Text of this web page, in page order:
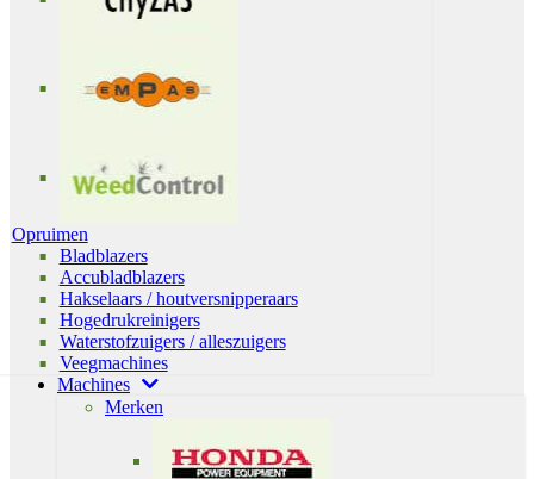
Opruimen
Bladblazers
Accubladblazers
Hakselaars / houtversnipperaars
Hogedrukreinigers
Waterstofzuigers / alleszuigers
Veegmachines
Machines
Merken